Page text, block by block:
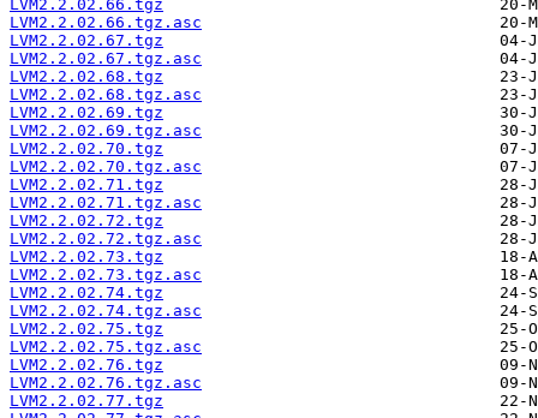
LVM2.2.02.66.tgz
LVM2.2.02.66.tgz.asc
LVM2.2.02.67.tgz
LVM2.2.02.67.tgz.asc
LVM2.2.02.68.tgz
LVM2.2.02.68.tgz.asc
LVM2.2.02.69.tgz
LVM2.2.02.69.tgz.asc
LVM2.2.02.70.tgz
LVM2.2.02.70.tgz.asc
LVM2.2.02.71.tgz
LVM2.2.02.71.tgz.asc
LVM2.2.02.72.tgz
LVM2.2.02.72.tgz.asc
LVM2.2.02.73.tgz
LVM2.2.02.73.tgz.asc
LVM2.2.02.74.tgz
LVM2.2.02.74.tgz.asc
LVM2.2.02.75.tgz
LVM2.2.02.75.tgz.asc
LVM2.2.02.76.tgz
LVM2.2.02.76.tgz.asc
LVM2.2.02.77.tgz